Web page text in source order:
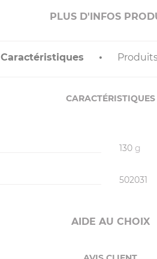
PLUS D'INFOS
Caractéristiques
CARACTÉRISTIQUES
130 g
502031
AIDE AU CHOIX